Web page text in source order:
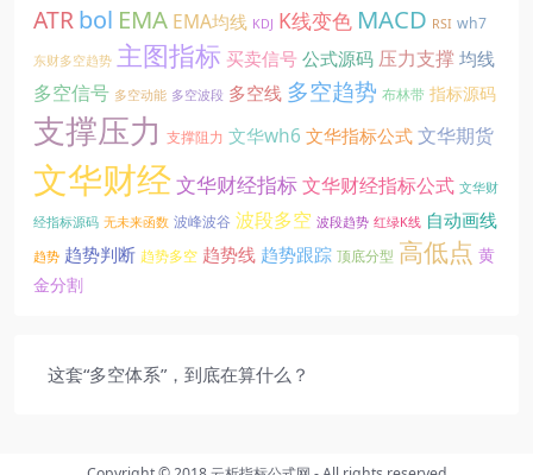
ATRbol EMA EMA均线 KDJ K线变色 MACD RSI wh7
东财多空趋势 主图指标 买卖信号公式源码 压力支撑 均线
多空信号 多空动能 多空波段 多空线 多空趋势 布林带 指标源码
支撑压力 支撑阻力 文华wh6 文华指标公式文华期货
文华财经文华财经指标文华财经指标公式 文华财
经指标源码 无未来函数 波峰波谷 波段多空 波段趋势 红绿K线 自动画线
趋势 趋势判断 趋势多空 趋势线 趋势跟踪 顶底分型 高低点 黄
金分割
这套“多空体系”，到底在算什么？